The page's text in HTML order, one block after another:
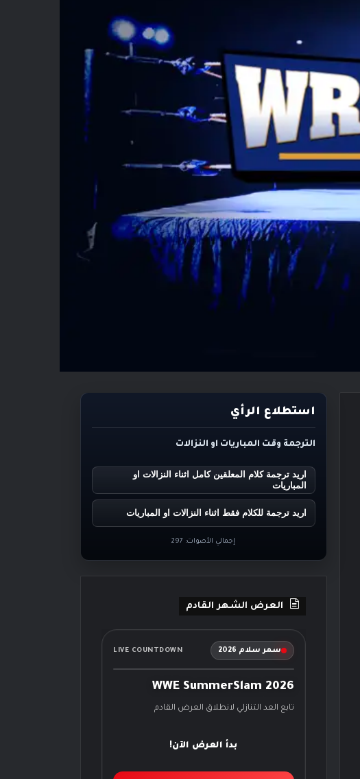
استطلاع الرأي
الترجمة وقت المباريات او النزالات
اريد ترجمة كلام المعلقين كامل اثناء النزالات او
المباريات
اريد ترجمة للكلام فقط اثناء النزالات او المباريات
إجمالي الأصوات: 297
العرض الشهر القادم
سمر سلام 2026 LIVE COUNTDOWN
WWE SummerSlam 2026
تابع العد التنازلي لانطلاق العرض القادم
بدأ العرض الآن!